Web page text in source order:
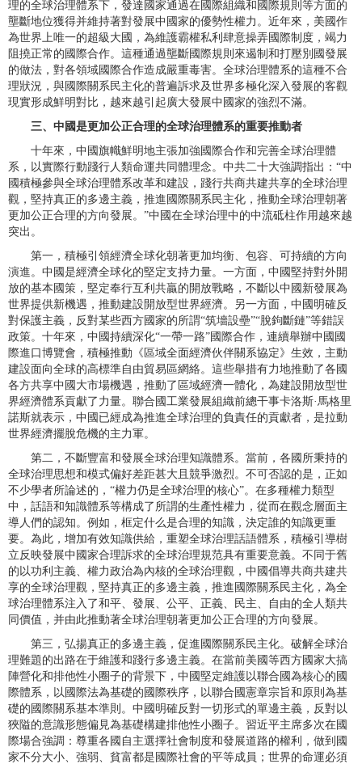
理的全球治理體系下，發達國家通過在國際組織和國際規則等方面的
壟斷地位獲得并維持著對發展中國家的優勢性權力。近年來，美國作
為世界上唯一的超級大國，為維護霸權私利肆意操弄國際制度，竭力
阻撓正常的國際合作。這種通過壟斷國際規則來遏制和打壓別國發展
的做法，對各領域國際合作造成嚴重毒害。全球治理體系的這種不合
理狀況，與國際關系民主化的普遍訴求及世界多極化深入發展的客觀
現實形成鮮明對比，越來越引起廣大發展中國家的強烈不滿。
三、中國是更加公正合理的全球治理體系的重要推動者
十年來，中國旗幟鮮明地主張加強國際合作和完善全球治理體
系，以實際行動踐行人類命運共同體理念。中共二十大強調指出：“中
國積極參與全球治理體系改革和建設，踐行共商共建共享的全球治理
觀，堅持真正的多邊主義，推進國際關系民主化，推動全球治理朝著
更加公正合理的方向發展。”中國在全球治理中的中流砥柱作用越來越
突出。
第一，積極引領經濟全球化朝著更加均衡、包容、可持續的方向
演進。中國是經濟全球化的堅定支持力量。一方面，中國堅持對外開
放的基本國策，堅定奉行互利共贏的開放戰略，不斷以中國新發展為
世界提供新機遇，推動建設開放型世界經濟。另一方面，中國明確反
對保護主義，反對某些西方國家的所謂“筑墻設壘”“脫鉤斷鏈”等錯誤
政策。十年來，中國持續深化“一帶一路”國際合作，連續舉辦中國國
際進口博覽會，積極推動《區域全面經濟伙伴關系協定》生效，主動
建設面向全球的高標準自由貿易區網絡。這些舉措有力地推動了各國
各方共享中國大市場機遇，推動了區域經濟一體化，為建設開放型世
界經濟體系貢獻了力量。聯合國工業發展組織前總干事卡洛斯·馬格里
諾斯就表示，中國已經成為推進全球治理的負責任的貢獻者，是拉動
世界經濟擺脫危機的主力軍。
第二，不斷豐富和發展全球治理知識體系。當前，各國所秉持的
全球治理思想和模式偏好差距甚大且競爭激烈。不可否認的是，正如
不少學者所論述的，“權力仍是全球治理的核心”。在多種權力類型
中，話語和知識體系等構成了所謂的生產性權力，從而在觀念層面主
導人們的認知。例如，框定什么是合理的知識，決定誰的知識更重
要。為此，增加有效知識供給，重塑全球治理話語體系，積極引導樹
立反映發展中國家合理訴求的全球治理規范具有重要意義。不同于舊
的以功利主義、權力政治為內核的全球治理觀，中國倡導共商共建共
享的全球治理觀，堅持真正的多邊主義，推進國際關系民主化，為全
球治理體系注入了和平、發展、公平、正義、民主、自由的全人類共
同價值，并由此推動著全球治理朝著更加公正合理的方向發展。
第三，弘揚真正的多邊主義，促進國際關系民主化。破解全球治
理難題的出路在于維護和踐行多邊主義。在當前美國等西方國家大搞
陣營化和排他性小圈子的背景下，中國堅定維護以聯合國為核心的國
際體系，以國際法為基礎的國際秩序，以聯合國憲章宗旨和原則為基
礎的國際關系基本準則。中國明確反對一切形式的單邊主義，反對以
狹隘的意識形態偏見為基礎構建排他性小圈子。習近平主席多次在國
際場合強調：尊重各國自主選擇社會制度和發展道路的權利，做到國
家不分大小、強弱、貧富都是國際社會的平等成員；世界的命運必須